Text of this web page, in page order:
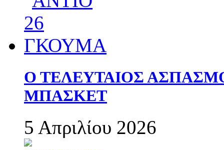
Ο ΤΕΛΕΥΤΑΙΟΣ
ΜΠΑΣΚΕΤ
5 Απριλίου 2026